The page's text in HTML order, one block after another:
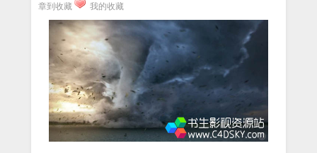
章到收藏
我的收藏